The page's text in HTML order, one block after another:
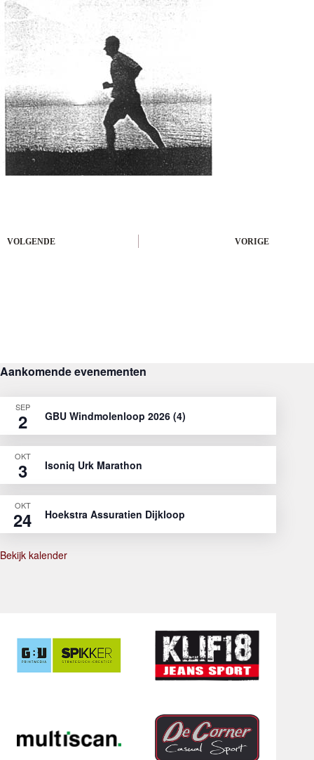
VORIGE
VOLGENDE
Aankomende evenementen
SEP
2 GBU Windmolenloop 2026 (4)
OKT
3 Isoniq Urk Marathon
OKT
24 Hoekstra Assuratien Dijkloop
Bekijk kalender